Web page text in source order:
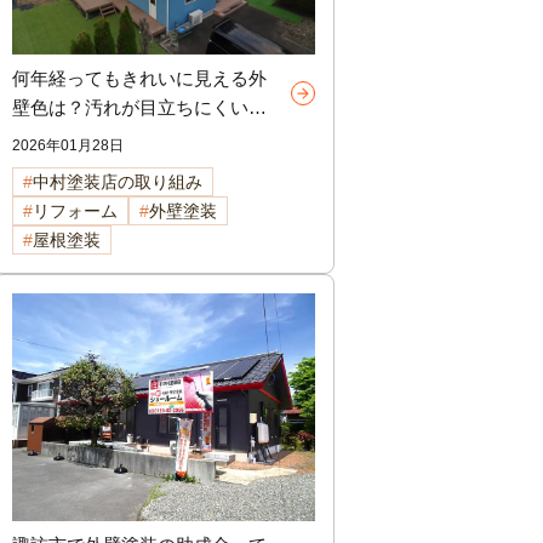
何年経ってもきれいに見える外
壁色は？汚れが目立ちにくい色
TOP5 諏訪市外壁塗装
2026年01月28日
中村塗装店の取り組み
リフォーム
外壁塗装
屋根塗装